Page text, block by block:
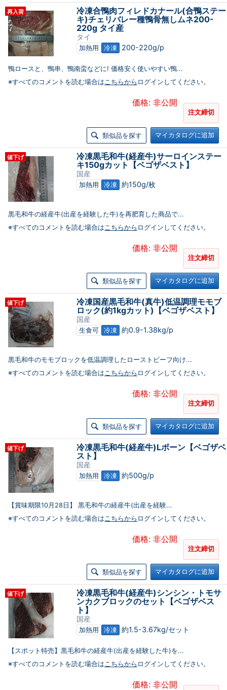
再入荷
冷凍合鴨肉フィレドカナール(合鴨ステー
キ)チェリバレー種鴨骨無しムネ200-
220g タイ産
タイ
加熱用 冷凍 200-220g/p
鴨ロースと、鴨串、鴨南蛮などに! 価格安く使いやすい鴨...
※すべてのコメントを読む場合はこちらから ログインしてください。
価格: 非公開
注文締切
類似品を探す マイカタログに追加
値下げ
冷凍黒毛和牛(経産牛)サーロインステー
キ150gカット【ベゴザベスト】
国産
加熱用 冷凍 約150g/枚
黒毛和牛の経産牛(出産を経験した牛)を再肥育した商品で...
※すべてのコメントを読む場合はこちらから ログインしてください。
価格: 非公開
注文締切
類似品を探す マイカタログに追加
値下げ
冷凍国産黒毛和牛(真牛)低温調理モモブ
ロック(約1kgカット)【ベゴザベスト】
国産
生食可 冷凍 約0.9-1.38kg/p
黒毛和牛のモモブロックを低温調理したローストビーフ向け...
※すべてのコメントを読む場合はこちらから ログインしてください。
価格: 非公開
注文締切
類似品を探す マイカタログに追加
値下げ
冷凍黒毛和牛(経産牛)Lボーン【ベゴザベ
スト】
国産
加熱用 冷凍 約500g/p
【賞味期限10月28日】 黒毛和牛の経産牛(出産を経験...
※すべてのコメントを読む場合はこちらから ログインしてください。
価格: 非公開
注文締切
類似品を探す マイカタログに追加
値下げ
冷凍黒毛和牛(経産牛)シンシン・トモサ
ンカクブロックのセット【ベゴザベス
ト】
国産
加熱用 冷凍 約1.5-3.67kg/セット
【スポット特売】黒毛和牛の経産牛(出産を経験した牛)を...
※すべてのコメントを読む場合はこちらから ログインしてください。
価格: 非公開